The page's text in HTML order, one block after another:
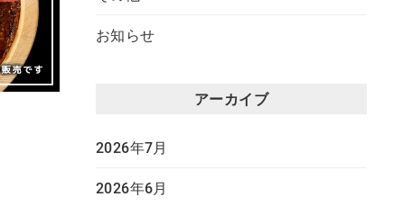
お知らせ
アーカイブ
2026年7月
2026年6月